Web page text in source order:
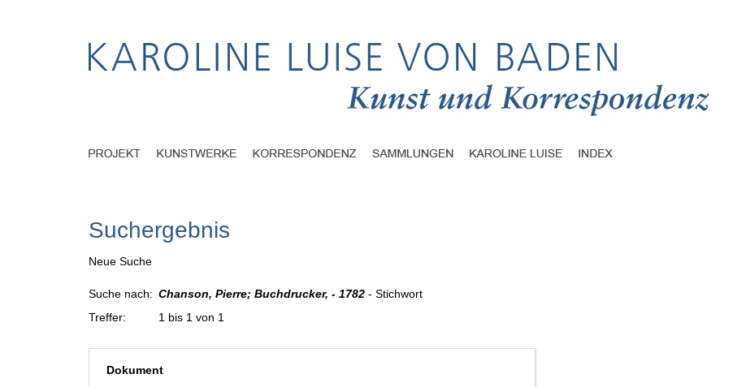
Suchergebnis
Neue Suche
Suche nach: Chanson, Pierre; Buchdrucker, - 1782 - Stichwort
Treffer:
1 bis 1 von 1
Dokument